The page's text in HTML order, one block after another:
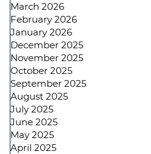
March 2026
February 2026
January 2026
December 2025
November 2025
October 2025
September 2025
August 2025
July 2025
June 2025
May 2025
April 2025